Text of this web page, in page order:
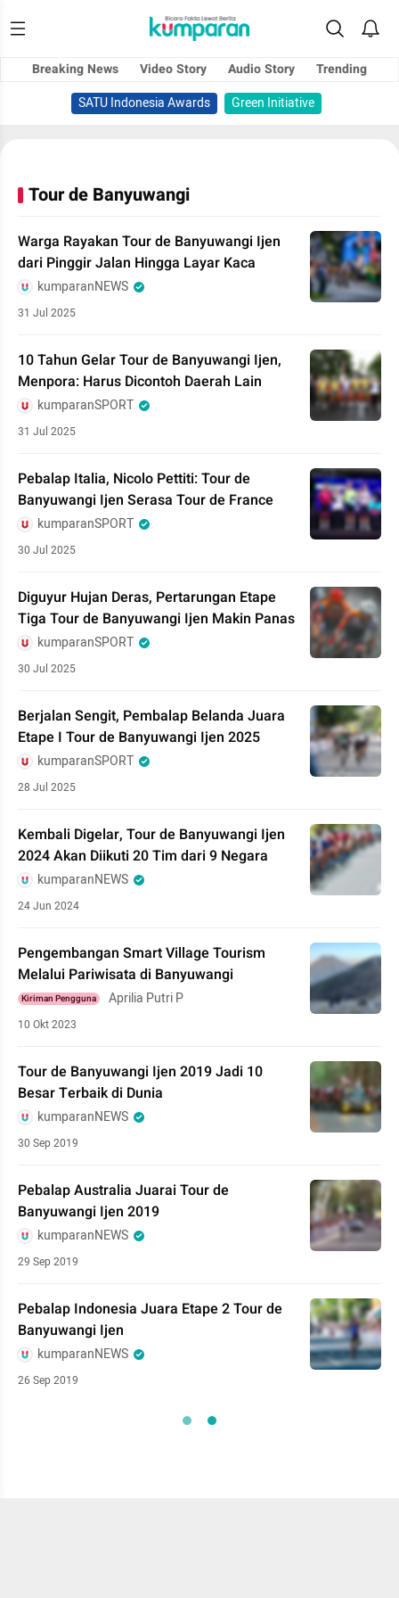
Breaking News Video Story Audio Story
Trending
SATU Indonesia Awards
Green Initiative
Tour de Banyuwangi
Warga Rayakan Tour de Banyuwangi Ijen
dari Pinggir Jalan Hingga Layar Kaca
kumparanNEWS
31 Jul 2025
10 Tahun Gelar Tour de Banyuwangi Ijen,
Menpora: Harus Dicontoh Daerah Lain
kumparanSPORT
31 Jul 2025
Pebalap Italia, Nicolo Pettiti: Tour de
Banyuwangi Ijen Serasa Tour de France
kumparanSPORT
30 Jul 2025
Diguyur Hujan Deras, Pertarungan Etape
Tiga Tour de Banyuwangi Ijen Makin Panas
kumparanSPORT
30 Jul 2025
Berjalan Sengit, Pembalap Belanda Juara
Etape I Tour de Banyuwangi Ijen 2025
kumparanSPORT
28 Jul 2025
Kembali Digelar, Tour de Banyuwangi Ijen
2024 Akan Diikuti 20 Tim dari 9 Negara
kumparanNEWS
24 Jun 2024
Pengembangan Smart Village Tourism
Melalui Pariwisata di Banyuwangi
Kiriman Pengguna Aprilia Putri P
10 Okt 2023
Tour de Banyuwangi Ijen 2019 Jadi 10
Besar Terbaik di Dunia
kumparanNEWS
30 Sep 2019
Pebalap Australia Juarai Tour de
Banyuwangi Ijen 2019
kumparanNEWS
29 Sep 2019
Pebalap Indonesia Juara Etape 2 Tour de
Banyuwangi Ijen
kumparanNEWS
26 Sep 2019